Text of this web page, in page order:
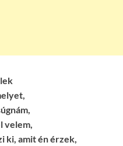
velem,
ki, amit én érzek,